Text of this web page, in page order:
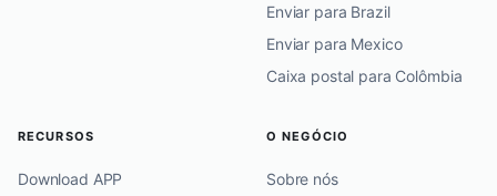
Enviar para Brazil
Enviar para Mexico
Caixa postal para Colômbia
RECURSOS
Download APP
O NEGÓCIO
Sobre nós